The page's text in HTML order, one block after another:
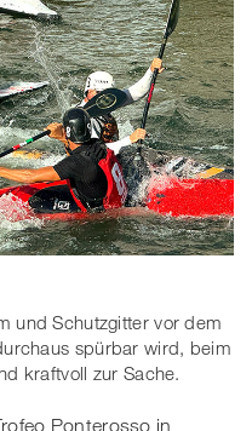
und Schutzgitter vor dem
spürbar wird, beim
kraftvoll zur Sache.
Ponterosso in